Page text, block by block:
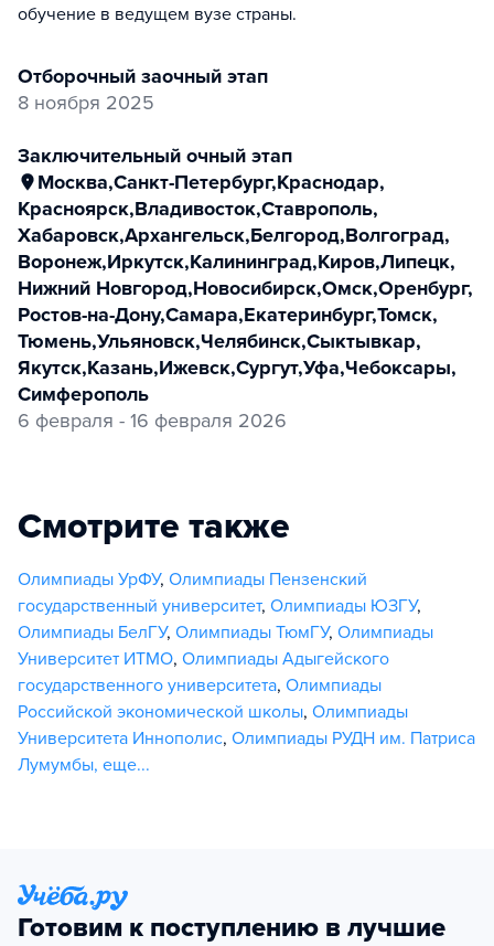
обучение в ведущем вузе страны.
отборочный заочный этап
8 ноября 2025
заключительный очный этап
Москва,Санкт-Петербург,Краснодар,
Красноярск,Владивосток,Ставрополь,
Хабаровск,Архангельск,Белгород,Волгоград,
Воронеж,Иркутск,Калининград,Киров,Липецк,
Нижний Новгород,Новосибирск,Омск,Оренбург,
Ростов-на-Дону,Самара,Екатеринбург,Томск,
Тюмень,Ульяновск,Челябинск,Сыктывкар,
Якутск,Казань,Ижевск,Сургут,Уфа,Чебоксары,
Симферополь
6 февраля - 16 февраля 2026
Смотрите также
Олимпиады УрФУ, Олимпиады Пензенский
государственный университет, Олимпиады ЮЗГУ,
Олимпиады БелГУ, Олимпиады ТюмГУ, Олимпиады
Университет ИТМО, Олимпиады Адыгейского
государственного университета, Олимпиады
Российской экономической школы, Олимпиады
Университета Иннополис, Олимпиады РУДН им. Патриса
Лумумбы, еще...
Готовим к поступлению в лучшие